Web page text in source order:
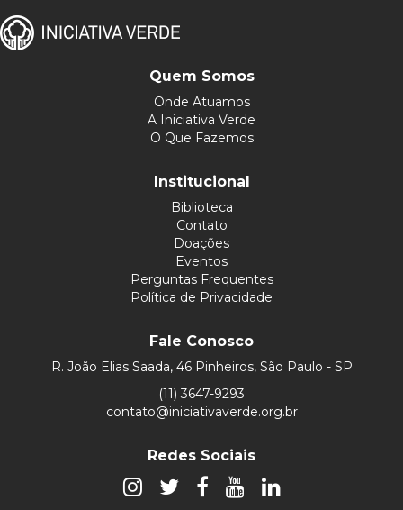
Quem Somos
Onde Atuamos
A Iniciativa Verde
O Que Fazemos
Institucional
Biblioteca
Contato
Doações
Eventos
Perguntas Frequentes
Política de Privacidade
Fale Conosco
R. João Elias Saada, 46 Pinheiros, São Paulo - SP
(11) 3647-9293
contato@iniciativaverde.org.br
Redes Sociais